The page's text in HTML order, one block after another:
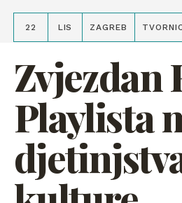
22 LIS ZAGREB
Zvjezdan
Playlista